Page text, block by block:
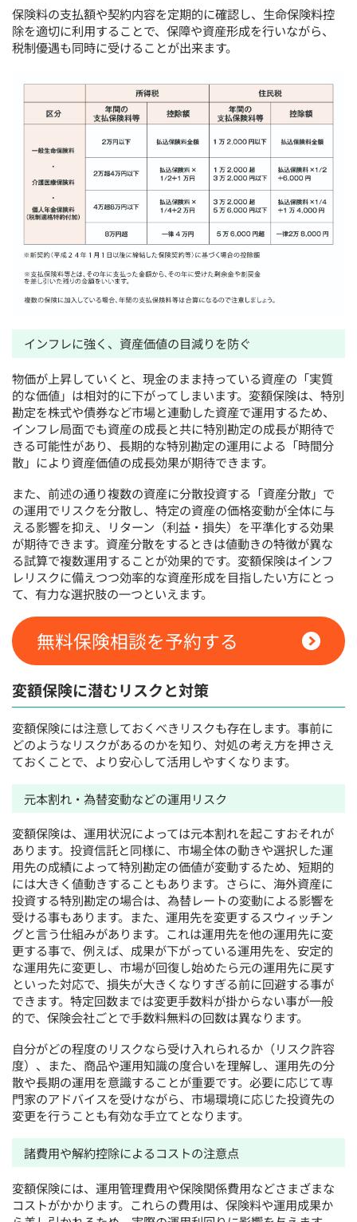
保険料の支払額や契約内容を定期的に確認し、生命保険料控
除を適切に利用することで、保障や資産形成を行いながら、
税制優遇も同時に受けることが出来ます。
インフレに強く、資産価値の目減りを防ぐ
物価が上昇していくと、現金のまま持っている資産の「実質
的な価値」は相対的に下がってしまいます。変額保険は、特別
勘定を株式や債券など市場と連動した資産で運用するため、
インフレ局面でも資産の成長と共に特別勘定の成長が期待で
きる可能性があり、長期的な特別勘定の運用による「時間分
散」により資産価値の成長効果が期待できます。
また、前述の通り複数の資産に分散投資する「資産分散」で
の運用でリスクを分散し、特定の資産の価格変動が全体に与
える影響を抑え、リターン（利益・損失）を平準化する効果
が期待できます。資産分散をするときは値動きの特徴が異な
る試算で複数運用することが効果的です。変額保険はインフ
レリスクに備えつつ効率的な資産形成を目指したい方にとっ
て、有力な選択肢の一つといえます。
無料保険相談を予約する
変額保険に潜むリスクと対策
変額保険には注意しておくべきリスクも存在します。事前に
どのようなリスクがあるのかを知り、対処の考え方を押さえ
ておくことで、より安心して活用しやすくなります。
元本割れ・為替変動などの運用リスク
変額保険は、運用状況によっては元本割れを起こすおそれが
あります。投資信託と同様に、市場全体の動きや選択した運
用先の成績によって特別勘定の価値が変動するため、短期的
には大きく値動きすることもあります。さらに、海外資産に
投資する特別勘定の場合は、為替レートの変動による影響を
受ける事もあります。また、運用先を変更するスウィッチン
グと言う仕組みがあります。これは運用先を他の運用先に変
更する事で、例えば、成果が下がっている運用先を、安定的
な運用先に変更し、市場が回復し始めたら元の運用先に戻す
といった対応で、損失が大きくなりすぎる前に回避する事が
できます。特定回数までは変更手数料が掛からない事が一般
的で、保険会社ごとで手数料無料の回数は異なります。
自分がどの程度のリスクなら受け入れられるか（リスク許容
度）、また、商品や運用知識の度合いを理解し、運用先の分
散や長期の運用を意識することが重要です。必要に応じて専
門家のアドバイスを受けながら、市場環境に応じた投資先の
変更を行うことも有効な手立てとなります。
諸費用や解約控除によるコストの注意点
変額保険には、運用管理費用や保険関係費用などさまざまな
コストがかかります。これらの費用は、保険料や運用成果か